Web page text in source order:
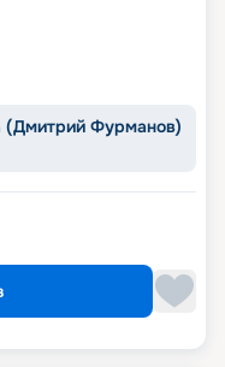
(Дмитрий Фурманов)